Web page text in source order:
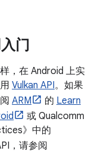
门
，在 Android 上实
Vulkan API。如果
ARM 的 Learn
或 Qualcomm
》中的
，请参阅